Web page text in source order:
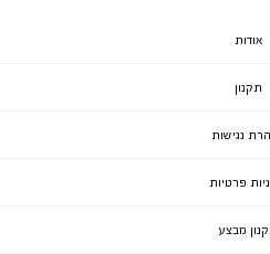
אודות
תקנון
נגישות
פרטיות
מבצע